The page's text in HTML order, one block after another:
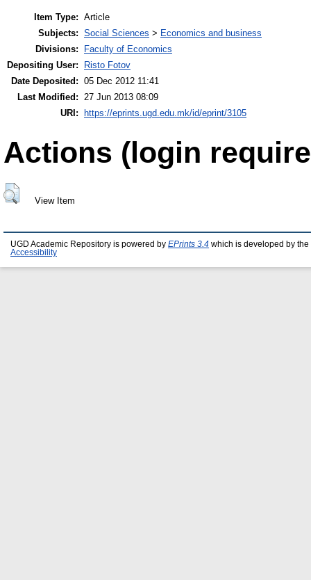
Item Type: Article
Subjects: Social Sciences > Economics and business
Divisions:
Faculty of Economics
Depositing User:
Risto Fotov
Date Deposited: 05 Dec 2012 11:41
Last Modified: 27 Jun 2013 08:09
URI:
https://eprints.ugd.edu.mk/id/eprint/3105
Actions (login
View Item
UGD Academic Repository is powered by EPrints 3.4 which is developed by the
Accessibility